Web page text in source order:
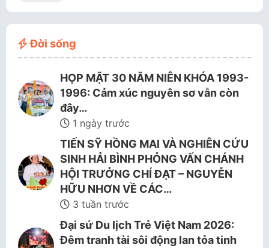
Đời sống
HỌP MẶT 30 NĂM NIÊN KHÓA 1993-
1996: Cảm xúc nguyên sơ vẫn còn
đây…
1 ngày trước
TIẾN SỸ HỒNG MAI VÀ NGHIÊN CỨU
SINH HẢI BÌNH PHỎNG VẤN CHÁNH
HỘI TRƯỞNG CHÍ ĐẠT – NGUYỄN
HỮU NHƠN VỀ CÁC…
3 tuần trước
Đại sứ Du lịch Trẻ Việt Nam 2026:
Đêm tranh tài sôi động lan tỏa tinh